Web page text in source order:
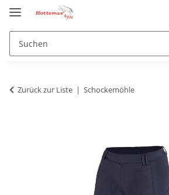
Zurück zur Liste Schockemöhle